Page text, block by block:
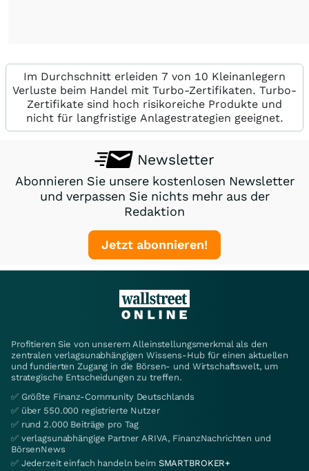
Im Durchschnitt erleiden 7 von 10 Kleinanlegern
Verluste beim Handel mit Turbo-Zertifikaten. Turbo-
Zertifikate sind hoch risikoreiche Produkte und
nicht für langfristige Anlagestrategien geeignet.
Newsletter
Abonnieren Sie unsere kostenlosen Newsletter
und verpassen Sie nichts mehr aus der
Redaktion
Jetzt abonnieren!
Profitieren Sie von unserem Alleinstellungsmerkmal als den
zentralen verlagsunabhängigen Wissens-Hub für einen aktuellen
und fundierten Zugang in die Börsen- und Wirtschaftswelt, um
strategische Entscheidungen zu treffen.
✅ Größte Finanz-Community Deutschlands
✅ über 550.000 registrierte Nutzer
✅ rund 2.000 Beiträge pro Tag
✅ verlagsunabhängige Partner ARIVA, FinanzNachrichten und
BörsenNews
✅ Jederzeit einfach handeln beim SMARTBROKER+